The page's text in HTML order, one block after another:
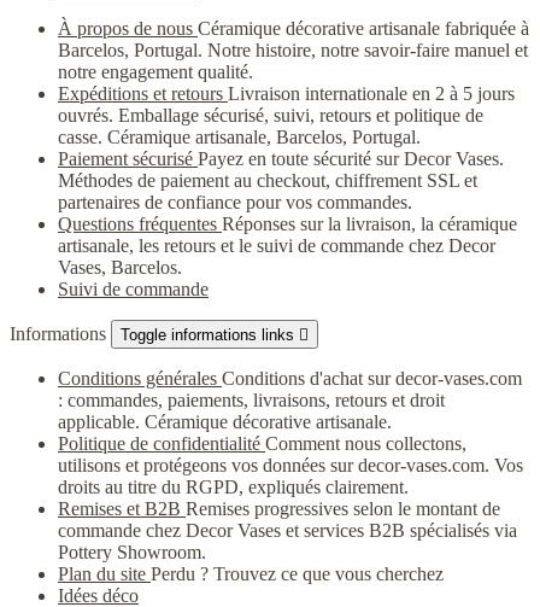
À propos de nous Céramique décorative artisanale fabriquée à
Barcelos, Portugal. Notre histoire, notre savoir-faire manuel et
notre engagement qualité.
Expéditions et retours Livraison internationale en 2 à 5 jours
ouvrés. Emballage sécurisé, suivi, retours et politique de
casse. Céramique artisanale, Barcelos, Portugal.
Paiement sécurisé Payez en toute sécurité sur Decor Vases.
Méthodes de paiement au checkout, chiffrement SSL et
partenaires de confiance pour vos commandes.
Questions fréquentes Réponses sur la livraison, la céramique
artisanale, les retours et le suivi de commande chez Decor
Vases, Barcelos.
Suivi de commande
Informations Toggle informations links 
Conditions générales Conditions d'achat sur decor-vases.com
: commandes, paiements, livraisons, retours et droit
applicable. Céramique décorative artisanale.
Politique de confidentialité Comment nous collectons,
utilisons et protégeons vos données sur decor-vases.com. Vos
droits au titre du RGPD, expliqués clairement.
Remises et B2B Remises progressives selon le montant de
commande chez Decor Vases et services B2B spécialisés via
Pottery Showroom.
Plan du site Perdu ? Trouvez ce que vous cherchez
Idées déco